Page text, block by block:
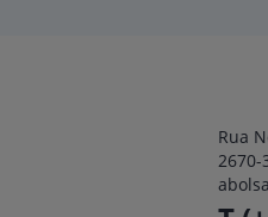
Rua
2670-